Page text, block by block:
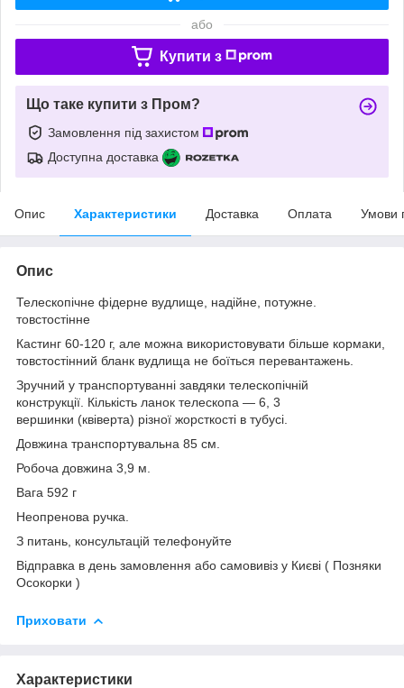
або
Купити з
Що таке купити з Пром?
Замовлення під захистом
Доступна доставка
Опис Характеристики Доставка Оплата Умови
Опис
Телескопічне фідерне вудлище, надійне, потужне.
товстостінне
Кастинг 60-120 г, але можна використовувати більше кормаки,
товстостінний бланк вудлища не боїться перевантажень.
Зручний у транспортуванні завдяки телескопічній
конструкції. Кількість ланок телескопа — 6, 3
вершинки (квіверта) різної жорсткості в тубусі.
Довжина транспортувальна 85 см.
Робоча довжина 3,9 м.
Вага 592 г
Неопренова ручка.
З питань, консультацій телефонуйте
Відправка в день замовлення або самовивіз у Києві ( Позняки
Осокорки )
Приховати
Характеристики